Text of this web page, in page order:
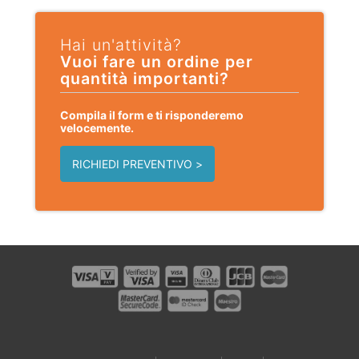
Hai un'attività?
Vuoi fare un ordine per
quantità importanti?
Compila il form e ti risponderemo
velocemente.
RICHIEDI PREVENTIVO >